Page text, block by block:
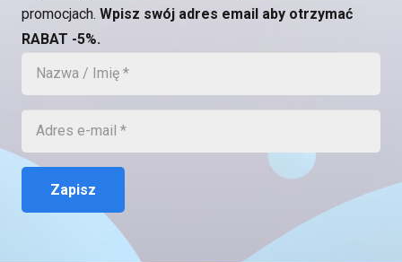
promocjach. Wpisz swój adres email aby otrzymać
RABAT -5%.
Zapisz